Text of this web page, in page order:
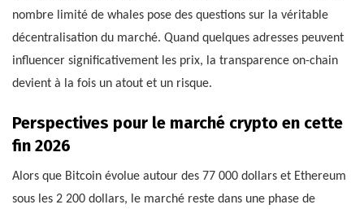
nombre limité de whales pose des questions sur la véritable
décentralisation du marché. Quand quelques adresses peuvent
influencer significativement les prix, la transparence on-chain
devient à la fois un atout et un risque.
Perspectives pour le marché crypto en cette
fin 2026
Alors que Bitcoin évolue autour des 77 000 dollars et Ethereum
sous les 2 200 dollars, le marché reste dans une phase de